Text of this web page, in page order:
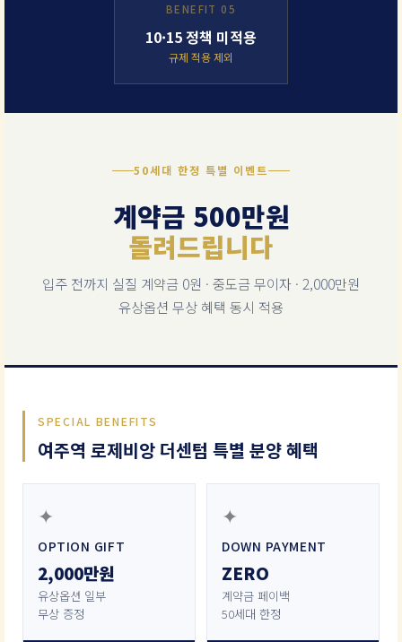
BENEFIT 05
10·15 정책 미적용
규제 적용 제외
50세대 한정 특별 이벤트
계약금 500만원
돌려드립니다
입주 전까지 실질 계약금 0원 · 중도금 무이자 · 2,000만원
유상옵션 무상 혜택 동시 적용
SPECIAL BENEFITS
여주역 로제비앙 더센텀 특별 분양 혜택
✦
OPTION GIFT
2,000만원
유상옵션 일부
무상 증정
✦
DOWN PAYMENT
ZERO
계약금 페이백
50세대 한정